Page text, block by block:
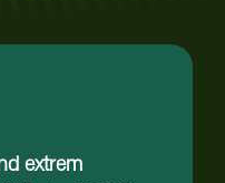
extrem